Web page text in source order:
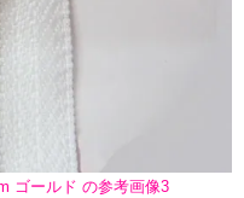
ゴールド の参考画像3